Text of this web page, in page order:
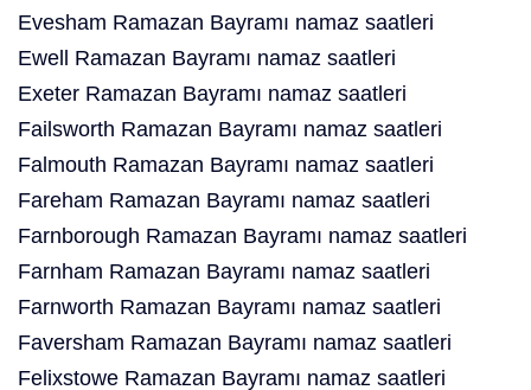
Evesham Ramazan Bayramı namaz saatleri
Ewell Ramazan Bayramı namaz saatleri
Exeter Ramazan Bayramı namaz saatleri
Failsworth Ramazan Bayramı namaz saatleri
Falmouth Ramazan Bayramı namaz saatleri
Fareham Ramazan Bayramı namaz saatleri
Farnborough Ramazan Bayramı namaz saatleri
Farnham Ramazan Bayramı namaz saatleri
Farnworth Ramazan Bayramı namaz saatleri
Faversham Ramazan Bayramı namaz saatleri
Felixstowe Ramazan Bayramı namaz saatleri